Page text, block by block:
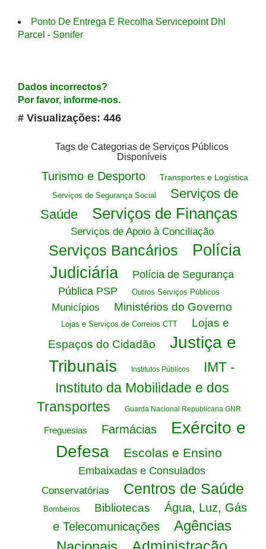
Ponto De Entrega E Recolha Servicepoint Dhl
Parcel - Sonifer
Dados incorrectos?
Por favor, informe-nos.
# Visualizações: 446
Tags de Categorias de Serviços Públicos
Disponíveis
Turismo e Desporto Transportes e Logística
Serviços de Segurança Social
Serviços de
Saúde
Serviços de Finanças
Serviços de Apoio à Conciliação
Serviços Bancários
Polícia
Judiciária
Polícia de Segurança
Pública PSP
Outros Serviços Públicos
Municípios Ministérios do Governo
Lojas e Serviços de Correios CTT
Lojas e
Espaços do Cidadão
Justiça e
Tribunais
Institutos Públicos
IMT -
Instituto da Mobilidade e dos
Transportes
Guarda Nacional Republicana GNR
Freguesias Farmácias
Exército e
Defesa
Escolas e Ensino
Embaixadas e Consulados
Conservatórias Centros de Saúde
Bombeiros Bibliotecas
Água, Luz, Gás
e Telecomunicações
Agências